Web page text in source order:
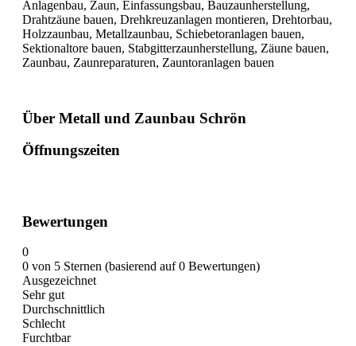
Anlagenbau, Zaun, Einfassungsbau, Bauzaunherstellung,
Drahtzäune bauen, Drehkreuzanlagen montieren, Drehtorbau,
Holzzaunbau, Metallzaunbau, Schiebetoranlagen bauen,
Sektionaltore bauen, Stabgitterzaunherstellung, Zäune bauen,
Zaunbau, Zaunreparaturen, Zauntoranlagen bauen
Über Metall und Zaunbau Schrön
Öffnungszeiten
Bewertungen
0
0 von 5 Sternen (basierend auf 0 Bewertungen)
Ausgezeichnet
Sehr gut
Durchschnittlich
Schlecht
Furchtbar